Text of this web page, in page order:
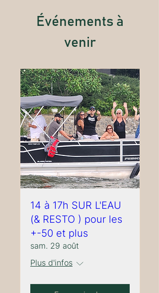
Événements à
venir
14 à 17h SUR L'EAU
(& RESTO ) pour les
+-50 et plus
sam. 29 août
Plus d'infos